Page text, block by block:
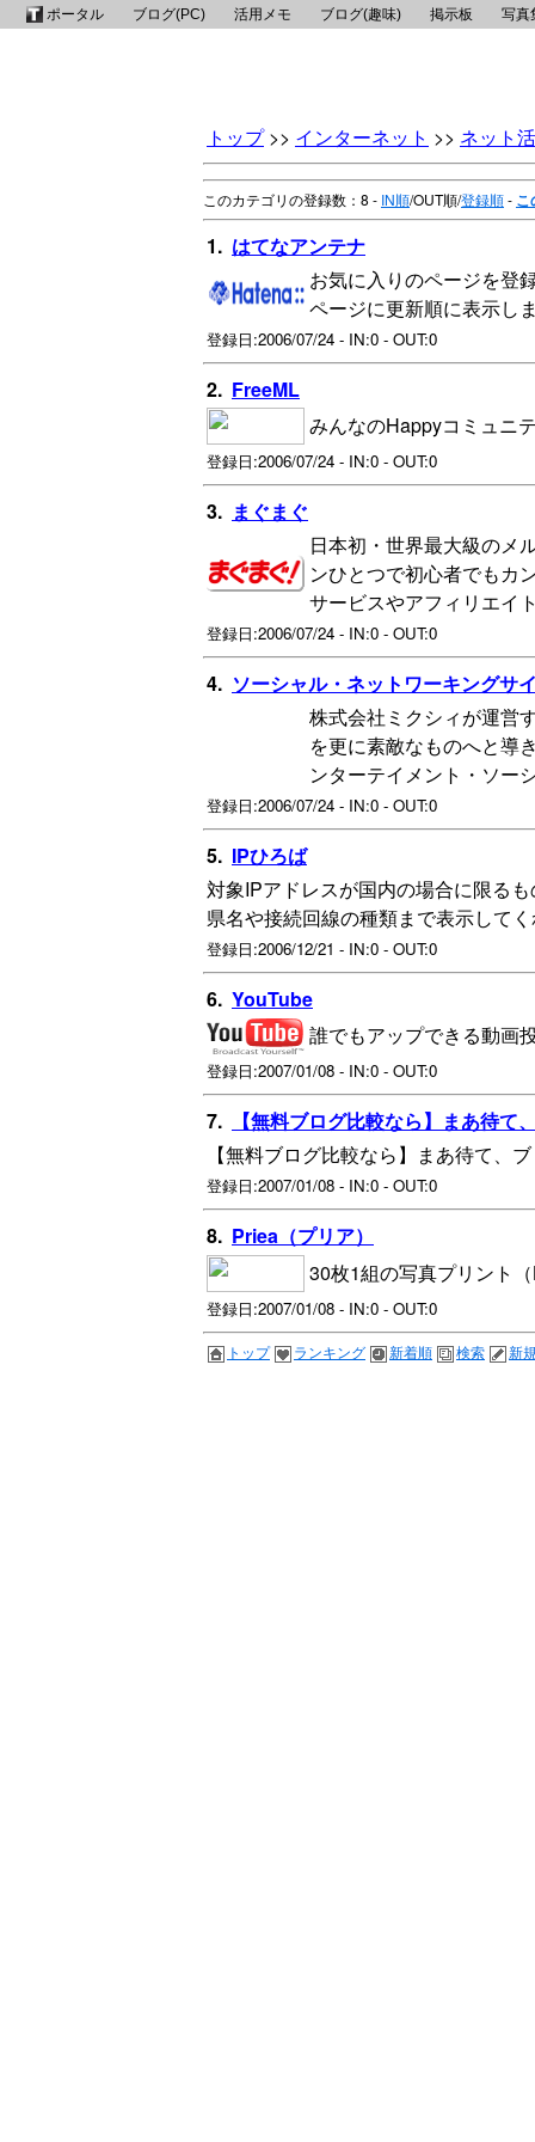
トップ>> インターネット >> ネット
このカテゴリの登録数：8 - IN順/OUT順/登録順- こ
1. はてなアンテナ
お気に入りのページを登
ページに更新順に表示し
登録日:2006/07/24 - IN:0 - OUT:0
2. FreeML
みんなのHappyコミュニ
登録日:2006/07/24 - IN:0 - OUT:0
3. まぐまぐ
日本初・世界最大級のメ
ンひとつで初心者でもカ
サービスやアフィリエイ
登録日:2006/07/24 - IN:0 - OUT:0
4. ソーシャル・ネットワーキングサ
株式会社ミクシィが運営
を更に素敵なものへと導
ンターテイメント・ソー
登録日:2006/07/24 - IN:0 - OUT:0
5. IPひろば
対象IPアドレスが国内の場合に限る
県名や接続回線の種類まで表示して
登録日:2006/12/21 - IN:0 - OUT:0
6. YouTube
誰でもアップできる動画
登録日:2007/01/08 - IN:0 - OUT:0
7.
【無料ブログ比較なら】まあ待
【無料ブログ比較なら】まあ待て、
登録日:2007/01/08 - IN:0 - OUT:0
8. Priea（プリア）
30枚1組の写真プリント
登録日:2007/01/08 - IN:0 - OUT:0
トップ ランキング 新着順 検索 新
ポータル ブログ(PC) 活用メモ ブログ(趣味) 掲示板 写真